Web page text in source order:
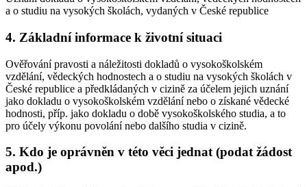
a o studiu na vysokých školách, vydaných v České republice
4. Základní informace k životní situaci
Ověřování pravosti a náležitosti dokladů o vysokoškolském
vzdělání, vědeckých hodnostech a o studiu na vysokých školách v
České republice a předkládaných v cizině za účelem jejich uznání
jako dokladu o vysokoškolském vzdělání nebo o získané vědecké
hodnosti, příp. jako dokladu o době vysokoškolského studia, a to
pro účely výkonu povolání nebo dalšího studia v cizině.
5. Kdo je oprávněn v této věci jednat (podat žádost
apod.)